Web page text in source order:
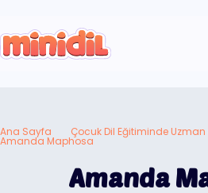
Ana Sayfa Çocuk Dil Eğitiminde
Amanda Maphosa
Amanda